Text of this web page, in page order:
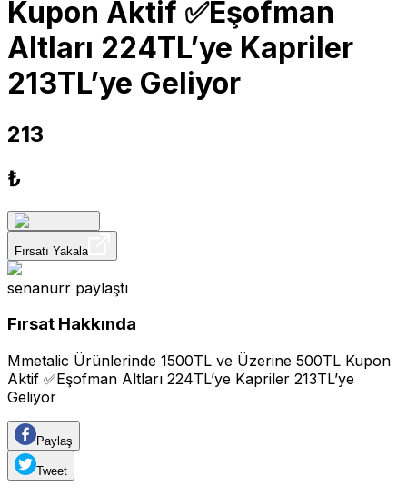
Kupon Aktif ✅Eşofman
Altları 224TL’ye Kapriler
213TL’ye Geliyor
213
₺
Fırsatı Yakala
senanurr paylaştı
Fırsat Hakkında
Mmetalic Ürünlerinde 1500TL ve Üzerine 500TL Kupon
Aktif ✅Eşofman Altları 224TL’ye Kapriler 213TL’ye
Geliyor
Paylaş
Tweet